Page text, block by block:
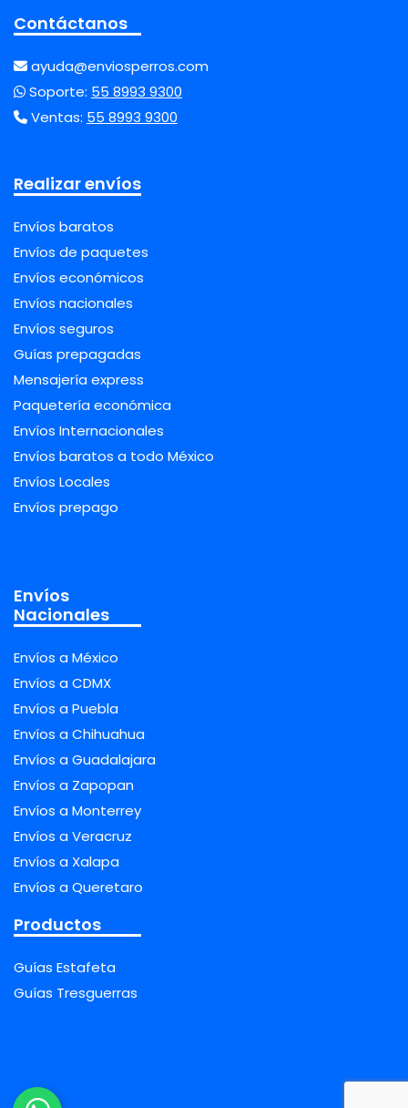
Contáctanos
ayuda@enviosperros.com
Soporte: 55 8993 9300
Ventas: 55 8993 9300
Realizar envíos
Envíos baratos
Envíos de paquetes
Envíos económicos
Envíos nacionales
Envíos seguros
Guías prepagadas
Mensajería express
Paquetería económica
Envíos Internacionales
Envíos baratos a todo México
Envíos Locales
Envíos prepago
Envíos
Nacionales
Envíos a México
Envíos a CDMX
Envíos a Puebla
Envíos a Chihuahua
Envíos a Guadalajara
Envíos a Zapopan
Envíos a Monterrey
Envíos a Veracruz
Envíos a Xalapa
Envíos a Queretaro
Productos
Guías Estafeta
Guías Tresguerras